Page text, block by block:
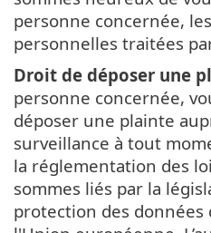
personne concernée,
personnelles traitées
Droit de déposer une
personne concernée,
déposer une plainte
surveillance à tout
la réglementation des
sommes liés par la
protection des données